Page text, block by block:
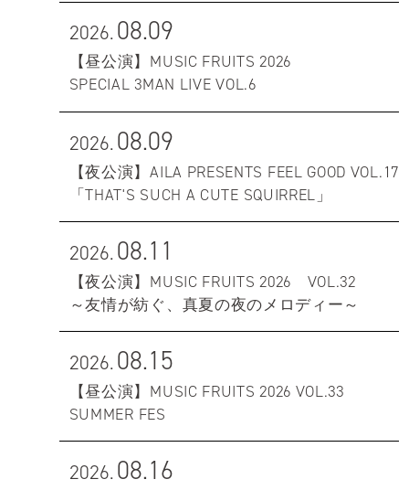
2026.08.09
【昼公演】MUSIC FRUITS 2026
SPECIAL 3MAN LIVE VOL.6
2026.08.09
【夜公演】AILA PRESENTS FEEL GOOD VOL.17
「THAT'S SUCH A CUTE SQUIRREL」
2026.08.11
【夜公演】MUSIC FRUITS 2026 VOL.32
～友情が紡ぐ、真夏の夜のメロディー～
2026.08.15
【昼公演】MUSIC FRUITS 2026 VOL.33
SUMMER FES
2026.08.16